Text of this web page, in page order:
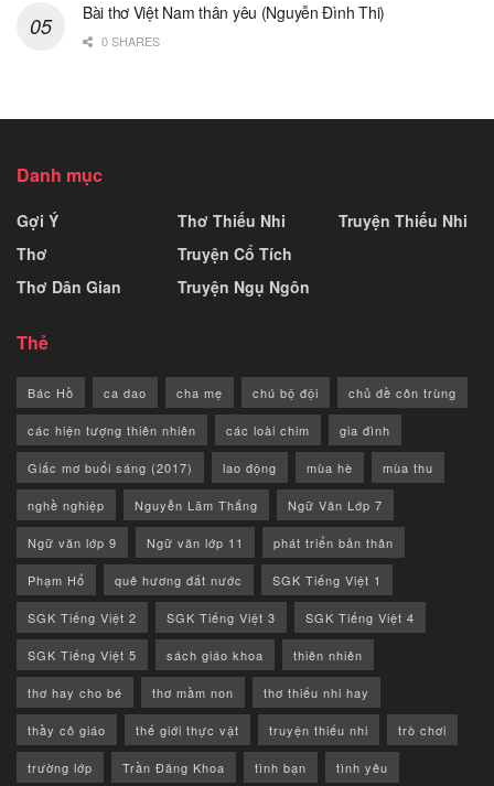
Bài thơ Việt Nam thân yêu (Nguyễn Đình Thi)
0 SHARES
Danh mục
Gợi Ý
Thơ
Thơ Dân Gian
Thơ Thiếu Nhi
Truyện Cổ Tích
Truyện Ngụ Ngôn
Truyện Thiếu Nhi
Thẻ
Bác Hồ ca dao cha mẹ chú bộ đội chủ đề côn trùng
các hiện tượng thiên nhiên các loài chim gia đình
Giấc mơ buổi sáng (2017) lao động mùa hè mùa thu
nghề nghiệp Nguyễn Lãm Thắng Ngữ Văn Lớp 7
Ngữ văn lớp 9 Ngữ văn lớp 11 phát triển bản thân
Phạm Hổ quê hương đất nước SGK Tiếng Việt 1
SGK Tiếng Việt 2 SGK Tiếng Việt 3 SGK Tiếng Việt 4
SGK Tiếng Việt 5 sách giáo khoa thiên nhiên
thơ hay cho bé thơ mầm non thơ thiếu nhi hay
thầy cô giáo thế giới thực vật truyện thiếu nhi trò chơi
trường lớp Trần Đăng Khoa tình bạn tình yêu